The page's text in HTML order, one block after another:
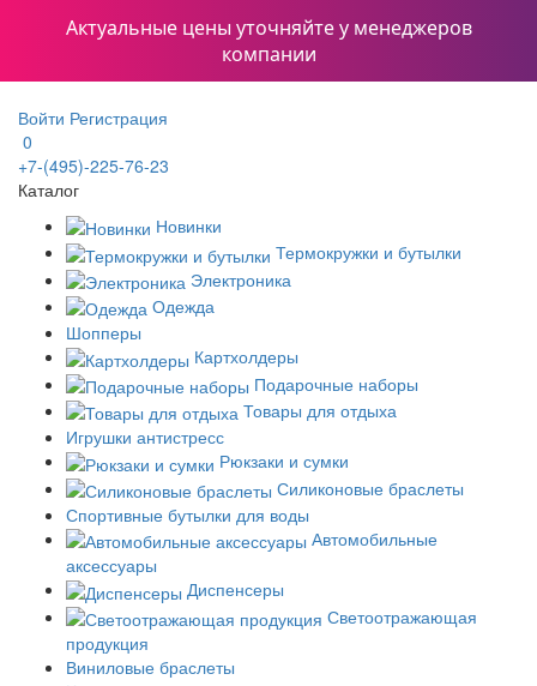
Актуальные цены уточняйте у менеджеров
компании
Войти Регистрация
0
+7-(495)-225-76-23
Каталог
Новинки
Термокружки и бутылки
Электроника
Одежда
Шопперы
Картхолдеры
Подарочные наборы
Товары для отдыха
Игрушки антистресс
Рюкзаки и сумки
Силиконовые браслеты
Спортивные бутылки для воды
Автомобильные
аксессуары
Диспенсеры
Светоотражающая
продукция
Виниловые браслеты